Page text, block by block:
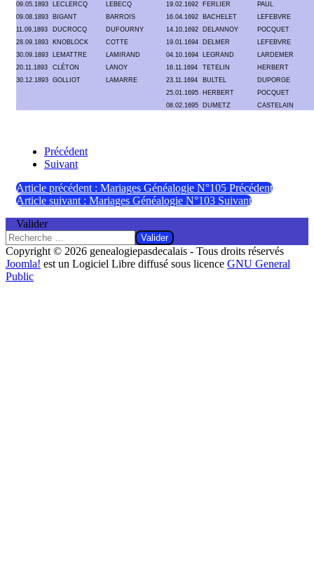
09.05.1893
LECLERCQ LEBECQ 19.02.1692 FERLIER
PAUL
09.08.1893
BIGANT BARROIS 16.04.1692 BACHELET
LEFEBVRE
11.09.1893
DUCROCQ DUFOURNY 14.10.1692 DELANNOY
POCQUET
28.09.1893
KNOBLOCK COTTE 19.01.1694 DELMER
LEFEBVRE
30.09.1893
LEMATTRE LAMIRAND 04.10.1694 LEGRAND
LARDEMER
20.11.1893
CLÉTON LANOY 16.11.1694 TETELIN
HERBERT
30.12.1893 GOLLIOT LAMARRE 23.11.1694 BULTEL
DUPORGE
25.01.1695
HERBERT
POCQUET
08.02.1695
DUMETZ CASTELAIN
Précédent
Suivant
Article précédent : Mariages Généalogie N°105 Précédent
Article suivant : Mariages Généalogie N°103 Suivant
Valider
Valider
Copyright © 2026 genealogiepasdecalais - Tous droits réservés
Joomla! est un Logiciel Libre diffusé sous licence GNU General
Public